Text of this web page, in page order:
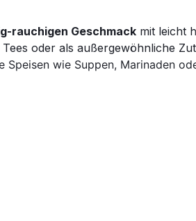
rauchigen Geschmack mit leicht
oder als außergewöhnliche
wie Suppen, Marinaden